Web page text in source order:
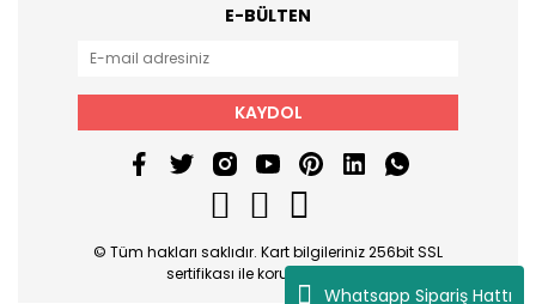
Whatsapp Sipariş Hattı
E-BÜLTEN
KAYDOL
© Tüm hakları saklıdır. Kart bilgileriniz 256bit SSL
sertifikası ile korunmaktadır.